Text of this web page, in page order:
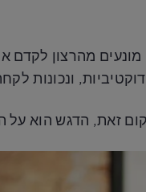
מהרצון
ונכונות
זאת, הדגש הוא